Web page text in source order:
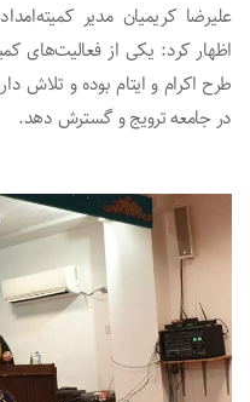
علیرضا کریمیان مدیر
اظهار کرد: یکی از فعالیت‌های
طرح اکرام و ایتام بوده و تلاش
در جامعه ترویج و گسترش دهد.